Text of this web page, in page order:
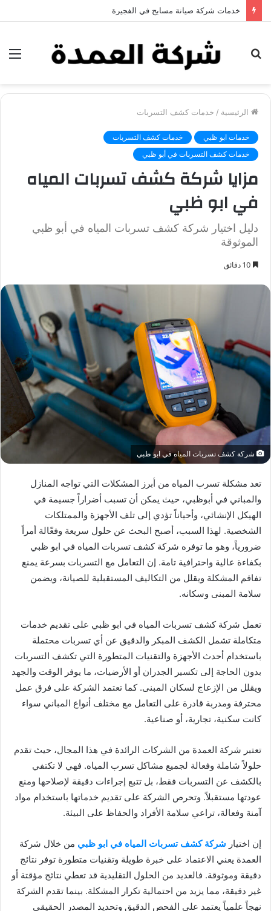
خدمات شركة جلي وتلميع الرخام في العين
الرئيسية / خدمات كشف التسربات
خدمات ابو ظبي
خدمات كشف التسربات
خدمات كشف التسربات في أبو ظبي
مزايا شركة كشف تسربات المياه
في ابو ظبي
دليل اختيار شركة كشف تسربات المياه في أبو ظبي
الموثوقة
شركة كشف تسربات المياه في ابو ظبي
تعد مشكلة تسرب المياه من أبرز المشكلات التي تواجه المنازل
والمباني في أبوظبي، حيث يمكن أن تسبب أضراراً جسيمة في
الهيكل الإنشائي، وأحياناً تؤدي إلى تلف الأجهزة والممتلكات
الشخصية. لهذا السبب، أصبح البحث عن حلول سريعة وفعّالة أمراً
ضرورياً، وهو ما توفره شركة كشف تسربات المياه في ابو ظبي
بكفاءة عالية واحترافية تامة. إن التعامل مع التسربات بسرعة يمنع
تفاقم المشكلة ويقلل من التكاليف المستقبلية للصيانة، ويضمن
سلامة المبنى وسكانه.
تعمل شركة كشف تسربات المياه في ابو ظبي على تقديم خدمات
متكاملة تشمل الكشف المبكر والدقيق عن أي تسربات محتملة
باستخدام أحدث الأجهزة والتقنيات المتطورة التي تكشف التسربات
بدون الحاجة إلى تكسير الجدران أو الأرضيات، ما يوفر الوقت والجهد
ويقلل من الإزعاج لسكان المبنى. كما تعتمد الشركة على فرق عمل
محترفة ومدربة قادرة على التعامل مع مختلف أنواع المباني سواء
كانت سكنية، تجارية، أو صناعية.
تعتبر شركة العمدة من الشركات الرائدة في هذا المجال، حيث تقدم
حلولاً شاملة وفعالة لجميع مشاكل تسرب المياه. فهي لا تكتفي
بالكشف عن التسربات فقط، بل تتبع إجراءات دقيقة لإصلاحها ومنع
عودتها مستقبلاً. وتحرص الشركة على تقديم خدماتها باستخدام مواد
آمنة وفعالة، تراعي سلامة الأفراد والحفاظ على البيئة.
إن اختيار شركة كشف تسربات المياه في ابو ظبي من خلال شركة
العمدة يعني الاعتماد على خبرة طويلة وتقنيات متطورة توفر نتائج
دقيقة وموثوقة. فالعديد من الحلول التقليدية قد تعطي نتائج مؤقتة أو
غير دقيقة، مما يزيد من احتمالية تكرار المشكلة. بينما تقدم الشركة
نهجاً علمياً يعتمد على الفحص الدقيق وتحديد المصدر الحقيقي